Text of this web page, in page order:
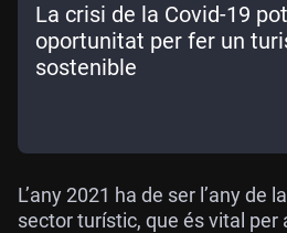
La crisi de la Covid-19
oportunitat per fer un
sostenible
L’any 2021 ha de ser l’any de
sector turístic, que és vital per